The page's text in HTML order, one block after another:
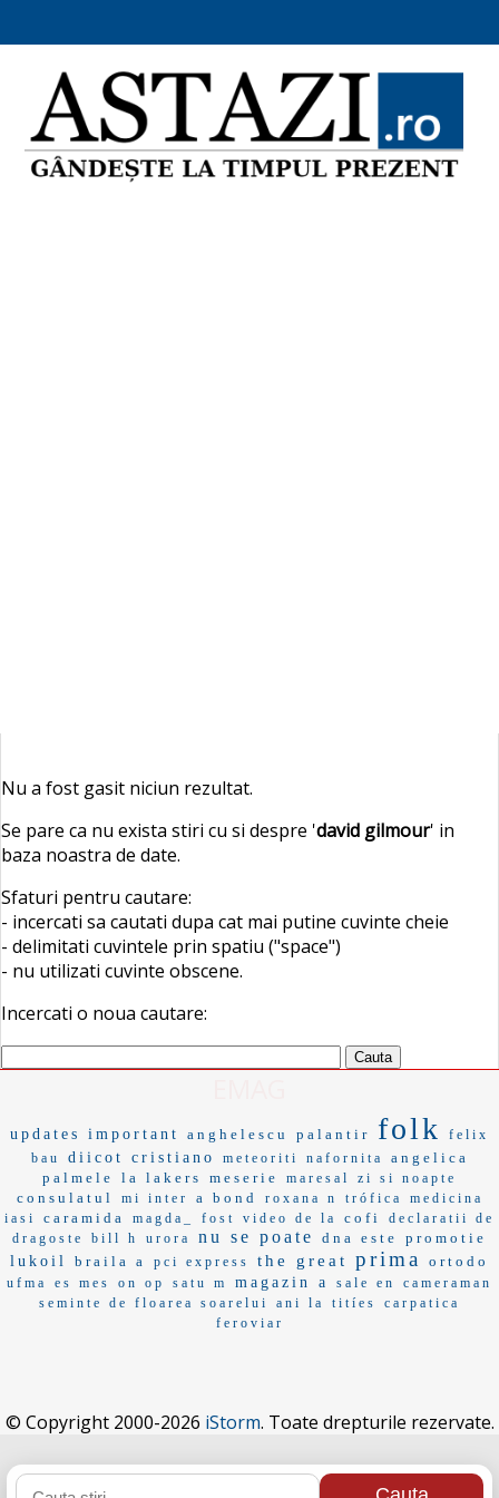
Nu a fost gasit niciun rezultat.
Se pare ca nu exista stiri cu si despre 'david gilmour' in
baza noastra de date.
Sfaturi pentru cautare:
- incercati sa cautati dupa cat mai putine cuvinte cheie
- delimitati cuvintele prin spatiu ("space")
- nu utilizati cuvinte obscene.
Incercati o noua cautare:
updates important anghelescu palantir folk
felix
bau
diicot cristiano meteoriti nafornita
angelica
palmele
la lakers meserie maresal zi si noapte
consulatul mi inter a bond roxana n trófica
medicina
iasi
caramida magda_ fost video de la cofi
declaratii de
dragoste
bill h urora nu se poate dna este
promotie
lukoil
braila a pci express the great prima ortodo
ufma es mes on op satu m magazin a sale en
cameraman
seminte de floarea soarelui
ani la titíes
carpatica
feroviar
© Copyright 2000-2026 iStorm. Toate drepturile rezervate.